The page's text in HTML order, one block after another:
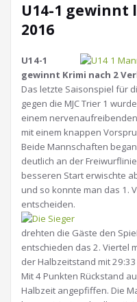
U14-1 gewinnt
2016
U14-1
gewinnt Krimi nach 2
Das letzte Saisonspiel für
gegen die MJC Trier 1
einem
mit einem knappen
Beide Mannschaften
deutlich an der
besseren Start erwischte
und so konnte man das 1.
entscheiden.
drehten die Gäste den
entschieden das 2. Viertel
der Halbzeitstand mit
Mit 4 Punkten Rückstand
Halbzeit angepfiffen. Die